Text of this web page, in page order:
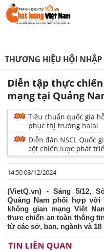
THƯƠNG HIỆU HỘI NHẬP
Diễn tập thực
mạng tại Quảng
Tiêu chuẩn quốc gia
phục thị trường halal
Diễn đàn NSCL Quốc
cột chiến lược phát
14:50 08/12/2024
(VietQ.vn) - Sáng 5/12,
Quảng Nam phối hợp với
không gian mạng Việt
thực chiến an toàn thông
từ các sở, ban, ngành và
TIN LIÊN QUAN